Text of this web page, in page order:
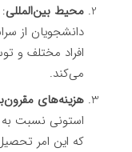
محیط بین‌المللی
دانشجویان از
افراد مختلف و
می‌کند.
هزینه‌های
استونی نسبت به
که این امر